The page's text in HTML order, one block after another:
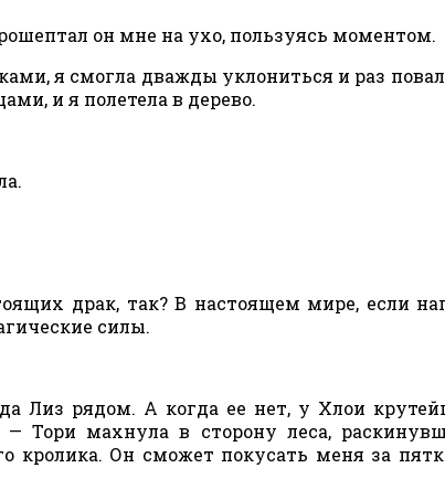
он мне на ухо, пользуясь моментом.
я смогла дважды уклониться и раз
и я полетела в дерево.
драк, так? В настоящем мире, если
силы.
Лиз рядом. А когда ее нет, у Хлои
Тори махнула в сторону леса,
кролика. Он сможет покусать меня за